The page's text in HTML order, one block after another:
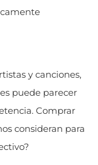
y canciones,
puede parecer
Comprar
consideran para